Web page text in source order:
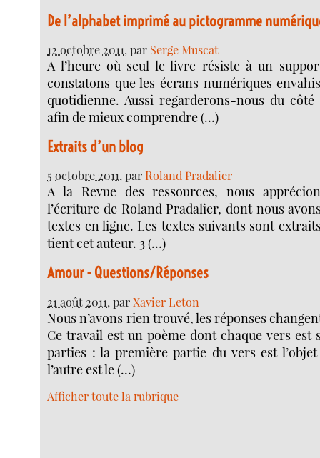
De l’alphabet imprimé au pictogramme
12 octobre 2011, par Serge Muscat
A l’heure où seul le livre résiste à un
constatons que les écrans numériques
quotidienne. Aussi regarderons-nous du
afin de mieux comprendre (…)
Extraits d’un blog
5 octobre 2011, parRoland Pradalier
A la Revue des ressources, nous
l’écriture de Roland Pradalier, dont nous
textes en ligne. Les textes suivants sont
tient cet auteur. 3 (…)
Amour - Questions/Réponses
21 août 2011, parXavier Leton
Nous n’avons rien trouvé, les réponses
Ce travail est un poème dont chaque vers est
parties : la première partie du vers est
l’autre est le (…)
Afficher toute la rubrique